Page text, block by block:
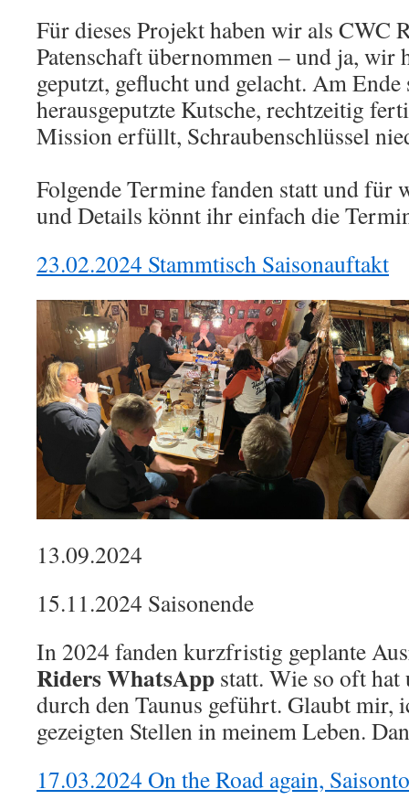
Für dieses Projekt haben wir als CWC
Patenschaft übernommen – und ja, wir
geputzt, geflucht und gelacht. Am
herausgeputzte Kutsche, rechtzeitig
Mission erfüllt, Schraubenschlüssel
Folgende Termine fanden statt und für
und Details könnt ihr einfach die
23.02.2024 Stammtisch Saisonauftakt
13.09.2024
15.11.2024 Saisonende
In 2024 fanden kurzfristig geplante
Riders WhatsApp statt. Wie so oft
durch den Taunus geführt. Glaubt mir,
gezeigten Stellen in meinem Leben.
17.03.2024 On the Road again,